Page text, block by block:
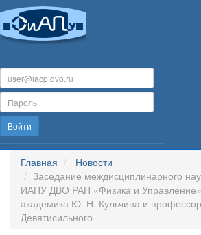
Войти
Главная
Новости
Заседание междисциплинарного
ИАПУ ДВО РАН «Физика и Управление»
академика Ю. Н. Кульчина и
Девятисильного